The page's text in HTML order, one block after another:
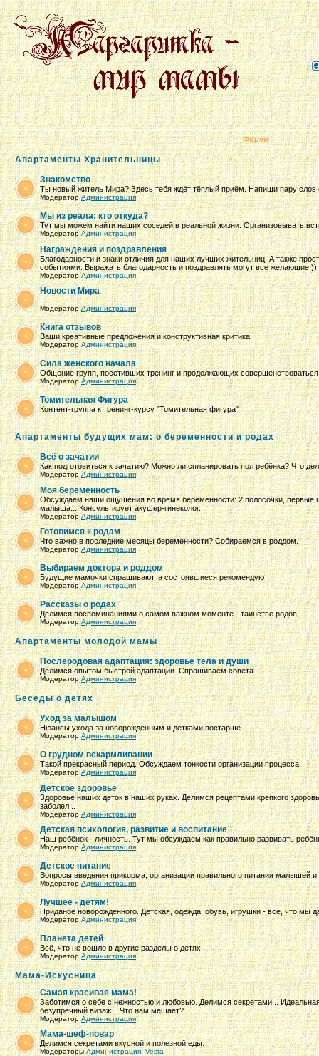
Форум
Апартаменты Хранительницы
Знакомство
Ты новый житель Мира? Здесь тебя ждёт тёплый приём. Напиши пару слов
МодераторАдминистрация
Мы из реала: кто откуда?
Тут мы можем найти наших соседей в реальной жизни. Организовывать
МодераторАдминистрация
Награждения и поздравления
Благодарности и знаки отличия для наших лучших жительниц. А также
событиями. Выражать благодарность и поздравлять могут все желающие ))
МодераторАдминистрация
Новости Мира
МодераторАдминистрация
Книга отзывов
Ваши креативные предложения и конструктивная критика
МодераторАдминистрация
Сила женского начала
Общение групп, посетивших тренинг и продолжающих
МодераторАдминистрация
Томительная Фигура
Контент-группа к тренинг-курсу "Томительная фигура"
Апартаменты будущих мам: о беременности и родах
Всё о зачатии
Как подготовиться к зачатию? Можно ли спланировать пол ребёнка? Что
МодераторАдминистрация
Моя беременность
Обсуждаем наши ощущения во время беременности: 2 полосочки, первые
малыша... Консультирует акушер-гинеколог.
МодераторАдминистрация
Готовимся к родам
Что важно в последние месяцы беременности? Собираемся в роддом.
МодераторАдминистрация
Выбираем доктора и роддом
Будущие мамочки спрашивают, а состоявшиеся рекомендуют.
МодераторАдминистрация
Рассказы о родах
Делимся воспоминаниями о самом важном моменте - таинстве родов.
МодераторАдминистрация
Апартаменты молодой мамы
Послеродовая адаптация: здоровье тела и души
Делимся опытом быстрой адаптации. Спрашиваем совета.
МодераторАдминистрация
Беседы о детях
Уход за малышом
Нюансы ухода за новорожденным и детками постарше.
МодераторАдминистрация
О грудном вскармливании
Такой прекрасный период. Обсуждаем тонкости организации процесса.
МодераторАдминистрация
Детское здоровье
Здоровье наших деток в наших руках. Делимся рецептами крепкого
заболел...
МодераторАдминистрация
Детская психология, развитие и воспитание
Наш ребёнок - личность. Тут мы обсуждаем как правильно развивать
МодераторАдминистрация
Детское питание
Вопросы введения прикорма, организации правильного питания малышей и
МодераторАдминистрация
Лучшее - детям!
Приданое новорожденного. Детская, одежда, обувь, игрушки - всё, что мы
МодераторАдминистрация
Планета детей
Всё, что не вошло в другие разделы о детях
МодераторАдминистрация
Мама-Искусница
Самая красивая мама!
Заботимся о себе с нежностью и любовью. Делимся секретами...
безупречный визаж... Что нам мешает?
МодераторАдминистрация
Мама-шеф-повар
Делимся секретами вкусной и полезной еды.
МодераторыАдминистрация,Vesta